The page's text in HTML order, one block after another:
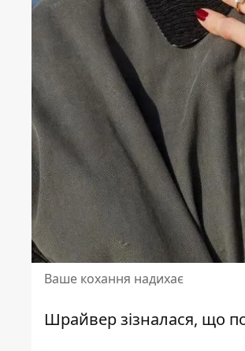
Ваше кохання надихає
Шрайверзізналася, що